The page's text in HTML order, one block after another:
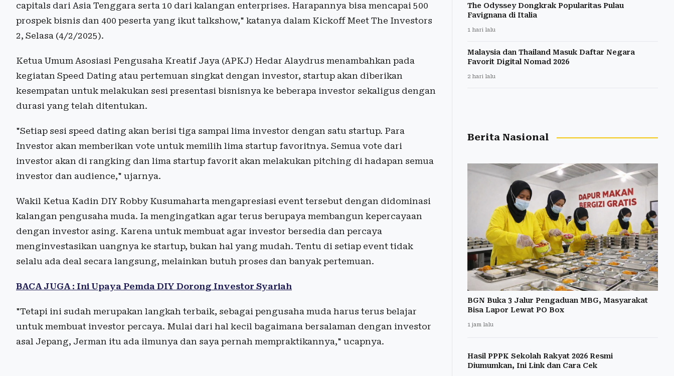
capitals dari Asia Tenggara serta 10 dari kalangan enterprises. Harapannya bisa mencapai 500
prospek bisnis dan 400 peserta yang ikut talkshow," katanya dalam Kickoff Meet The Investors
2, Selasa (4/2/2025).
Ketua Umum Asosiasi Pengusaha Kreatif Jaya (APKJ) Hedar Alaydrus menambahkan pada
kegiatan Speed Dating atau pertemuan singkat dengan investor, startup akan diberikan
kesempatan untuk melakukan sesi presentasi bisnisnya ke beberapa investor sekaligus dengan
durasi yang telah ditentukan.
"Setiap sesi speed dating akan berisi tiga sampai lima investor dengan satu startup. Para
Investor akan memberikan vote untuk memilih lima startup favoritnya. Semua vote dari
investor akan di rangking dan lima startup favorit akan melakukan pitching di hadapan semua
investor dan audience," ujarnya.
Wakil Ketua Kadin DIY Robby Kusumaharta mengapresiasi event tersebut dengan didominasi
kalangan pengusaha muda. Ia mengingatkan agar terus berupaya membangun kepercayaan
dengan investor asing. Karena untuk membuat agar investor bersedia dan percaya
menginvestasikan uangnya ke startup, bukan hal yang mudah. Tentu di setiap event tidak
selalu ada deal secara langsung, melainkan butuh proses dan banyak pertemuan.
BACA JUGA : Ini Upaya Pemda DIY Dorong Investor Syariah
"Tetapi ini sudah merupakan langkah terbaik, sebagai pengusaha muda harus terus belajar
untuk membuat investor percaya. Mulai dari hal kecil bagaimana bersalaman dengan investor
asal Jepang, Jerman itu ada ilmunya dan saya pernah mempraktikannya," ucapnya.
The Odyssey Dongkrak Popularitas Pulau
Favignana di Italia
1 hari lalu
Malaysia dan Thailand Masuk Daftar Negara
Favorit Digital Nomad 2026
2 hari lalu
Berita Nasional
BGN Buka 3 Jalur Pengaduan MBG, Masyarakat
Bisa Lapor Lewat PO Box
1 jam lalu
Hasil PPPK Sekolah Rakyat 2026 Resmi
Diumumkan, Ini Link dan Cara Cek